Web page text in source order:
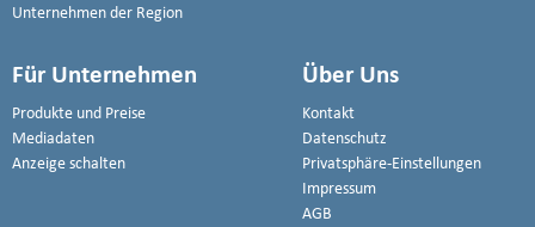
Unternehmen der Region
Für Unternehmen
Produkte und Preise
Mediadaten
Anzeige schalten
Über Uns
Kontakt
Datenschutz
Privatsphäre-Einstellungen
Impressum
AGB